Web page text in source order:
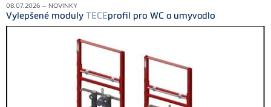
08.07.2026 – NOVINKY
Vylepšené moduly TECEprofil pro WC a umyvadlo